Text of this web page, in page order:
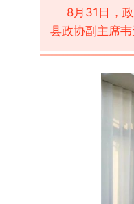
8月31日，
县政协副主席韦